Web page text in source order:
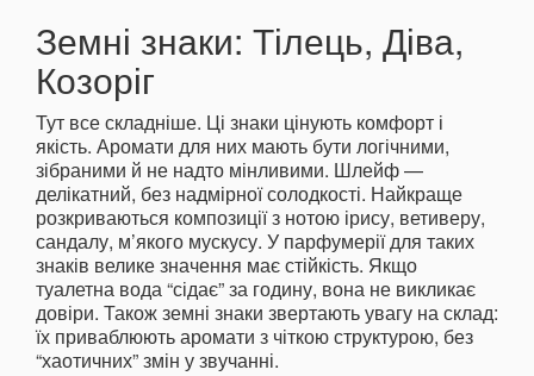
Земні знаки: Тілець, Діва,
Козоріг
Тут все складніше. Ці знаки цінують комфорт і
якість. Аромати для них мають бути логічними,
зібраними й не надто мінливими. Шлейф —
делікатний, без надмірної солодкості. Найкраще
розкриваються композиції з нотою ірису, ветиверу,
сандалу, м’якого мускусу. У парфумерії для таких
знаків велике значення має стійкість. Якщо
туалетна вода “сідає” за годину, вона не викликає
довіри. Також земні знаки звертають увагу на склад:
їх приваблюють аромати з чіткою структурою, без
“хаотичних” змін у звучанні.